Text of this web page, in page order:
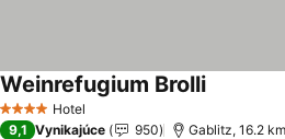
4 Počet hviezdičiek
Hotel
Weinrefugium BrolliZobraziť
9,1 Vynikajúce 950 Gablitz, 16.2